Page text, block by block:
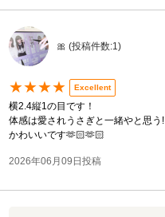
🎀 (投稿件数:1)
★★★★ Excellent
横2.4縦1の目です！
体感は愛されうさぎと一緒やと思う!
かわいいです🫶🏻🫶🏻
2026年06月09日投稿